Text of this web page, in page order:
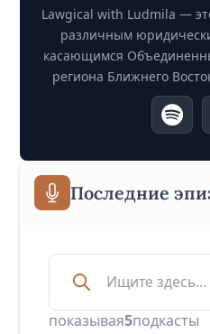
Lawgical with Ludmila —
различным
касающимся
региона Ближнего
Последние
показывая5подкасты